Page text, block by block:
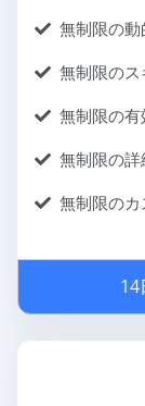
無制限の動
無制限のス
無制限の有
無制限の
無制限の
14